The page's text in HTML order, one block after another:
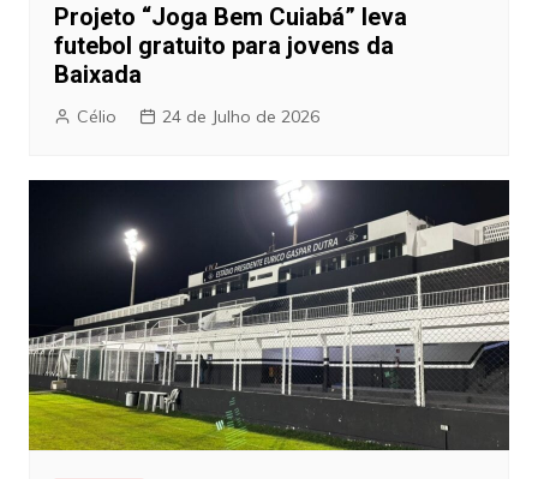
Projeto “Joga Bem Cuiabá” leva
futebol gratuito para jovens da
Baixada
Célio 24 de Julho de 2026